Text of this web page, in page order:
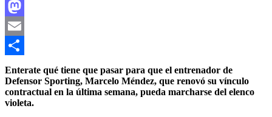
Facebook
Mastodon
Email
Compartir
Enterate qué tiene que pasar para que el entrenador de
Defensor Sporting, Marcelo Méndez, que renovó su vínculo
contractual en la última semana, pueda marcharse del elenco
violeta.